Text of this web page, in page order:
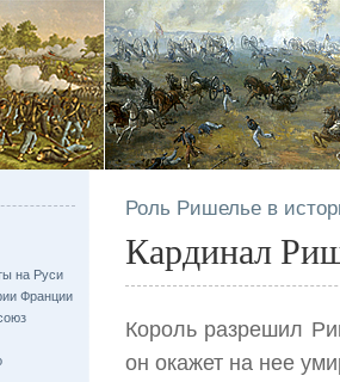
на Руси
Франции
Роль Ришелье в
Кардинал
Король разрешил
он окажет на нее